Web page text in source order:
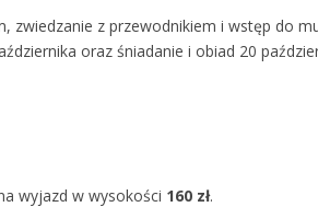
zwiedzanie z przewodnikiem i wstęp do
oraz śniadanie i obiad 20
wyjazd w wysokości 160 zł.